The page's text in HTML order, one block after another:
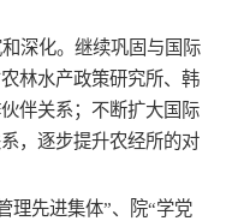
深化。继续巩固与国际
林水产政策研究所、韩
伴关系；不断扩大国际
，逐步提升农经所的对
理先进集体”、院“学党